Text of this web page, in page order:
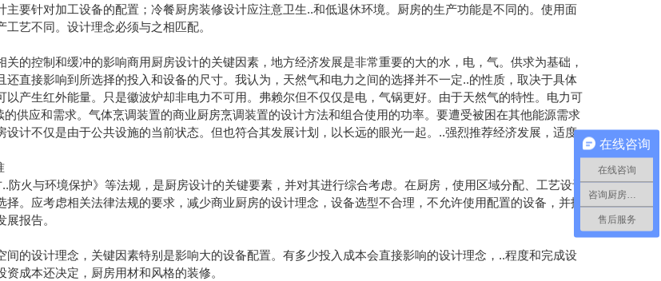
主要针对加工设备的配置；冷餐厨房装修设计应注意卫生..和低退休环境。厨房的生产功能是不同的。使用面
艺不同。设计理念必须与之相匹配。
关的控制和缓冲的影响商用厨房设计的关键因素，地方经济发展是非常重要的大的水，电，气。供求为基础，
还直接影响到所选择的投入和设备的尺寸。我认为，天然气和电力之间的选择并不一定..的性质，取决于具体
以产生红外能量。只是徽波炉却非电力不可用。弗赖尔但不仅仅是电，气锅更好。由于天然气的特性。电力可
的供应和需求。气体烹调装置的商业厨房烹调装置的设计方法和组合使用的功率。要遭受被困在其他能源需求
设计不仅是由于公共设施的当前状态。但也符合其发展计划，以长远的眼光一起。..强烈推荐经济发展，适度
..防火与环境保护》等法规，是厨房设计的关键要素，并对其进行综合考虑。在厨房，使用区域分配、工艺设计
择。应考虑相关法律法规的要求，减少商业厨房的设计理念，设备选型不合理，不允许使用配置的设备，并报
报告。
间的设计理念，关键因素特别是影响大的设备配置。有多少投入成本会直接影响的设计理念，..程度和完成设
成本还决定，厨房用材和风格的装修。
在线咨询
在线咨询
售后服务